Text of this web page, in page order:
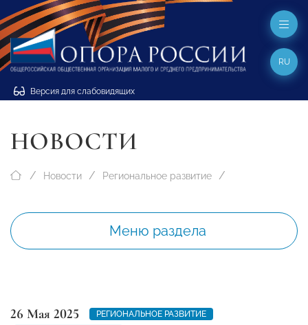
Версия для слабовидящих
RU
НОВОСТИ
Новости Региональное развитие
Меню раздела
26 Мая 2025
РЕГИОНАЛЬНОЕ РАЗВИТИЕ